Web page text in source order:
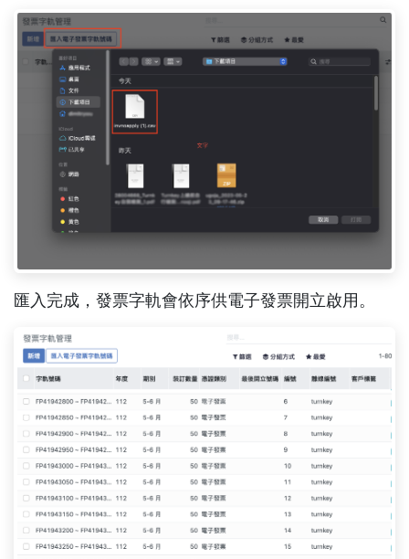
匯入完成，發票字軌會依序供電子發票開立啟用。